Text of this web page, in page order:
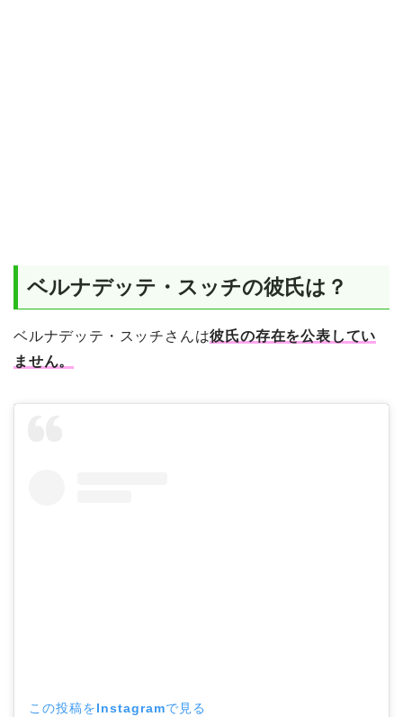
ベルナデッテ・スッチの彼氏は？
ベルナデッテ・スッチさんは彼氏の存在を公表してい
ません。
この投稿をInstagramで見る